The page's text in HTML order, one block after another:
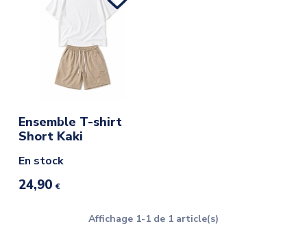
Ensemble T-shirt
Short Kaki
En stock
24,90 €
Affichage 1-1 de 1 article(s)